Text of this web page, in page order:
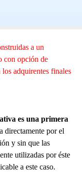
a un
con opción de
los adquirentes finales
es una primera
directamente por el
y sin que las
utilizadas por éste
a este caso.